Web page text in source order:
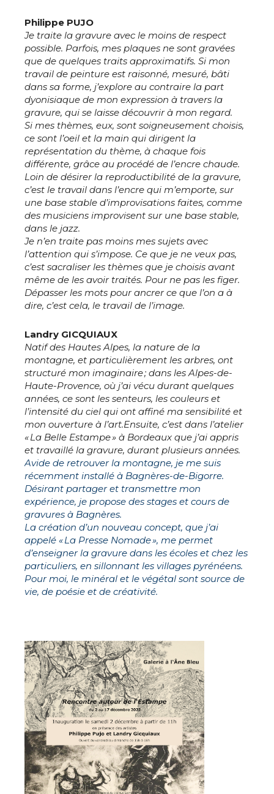
Adresse email*
Nom
Prénom
Statut / Organisation
* Champ obligatoire
Adresse email*
Prénom
Statut / Organisation
J'accepte les termes et conditions
* Champ obligatoire
Philippe PUJO
Je traite la gravure avec le moins de respect
possible. Parfois, mes plaques ne sont gravées
que de quelques traits approximatifs. Si mon
travail de peinture est raisonné, mesuré, bâti
dans sa forme, j’explore au contraire la part
dyonisiaque de mon expression à travers la
gravure, qui se laisse découvrir à mon regard.
Si mes thèmes, eux, sont soigneusement choisis,
ce sont l’oeil et la main qui dirigent la
représentation du thème, à chaque fois
différente, grâce au procédé de l’encre chaude.
Loin de désirer la reproductibilité de la gravure,
c’est le travail dans l’encre qui m’emporte, sur
une base stable d’improvisations faites, comme
des musiciens improvisent sur une base stable,
dans le jazz.
Je n’en traite pas moins mes sujets avec
l’attention qui s’impose. Ce que je ne veux pas,
c’est sacraliser les thèmes que je choisis avant
même de les avoir traités. Pour ne pas les figer.
Dépasser les mots pour ancrer ce que l’on a à
dire, c’est cela, le travail de l’image.
Landry GICQUIAUX
Natif des Hautes Alpes, la nature de la
montagne, et particulièrement les arbres, ont
structuré mon imaginaire ; dans les Alpes-de-
Haute-Provence, où j’ai vécu durant quelques
années, ce sont les senteurs, les couleurs et
l’intensité du ciel qui ont affiné ma sensibilité et
mon ouverture à l’art.Ensuite, c’est dans l’atelier
« La Belle Estampe » à Bordeaux que j’ai appris
et travaillé la gravure, durant plusieurs années.
Avide de retrouver la montagne, je me suis
récemment installé à Bagnères-de-Bigorre.
Désirant partager et transmettre mon
expérience, je propose des stages et cours de
gravures à Bagnères.
La création d’un nouveau concept, que j’ai
appelé « La Presse Nomade », me permet
d’enseigner la gravure dans les écoles et chez les
particuliers, en sillonnant les villages pyrénéens.
Pour moi, le minéral et le végétal sont source de
vie, de poésie et de créativité.